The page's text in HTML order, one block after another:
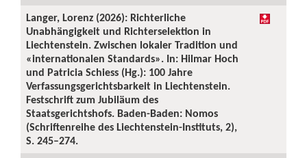
Langer, Lorenz (2026): Richterliche
Unabhängigkeit und Richterselektion in
Liechtenstein. Zwischen lokaler Tradition und
«internationalen Standards». In: Hilmar Hoch
und Patricia Schiess (Hg.): 100 Jahre
Verfassungsgerichtsbarkeit in Liechtenstein.
Festschrift zum Jubiläum des
Staatsgerichtshofs. Baden-Baden: Nomos
(Schriftenreihe des Liechtenstein-Instituts, 2),
S. 245–274.